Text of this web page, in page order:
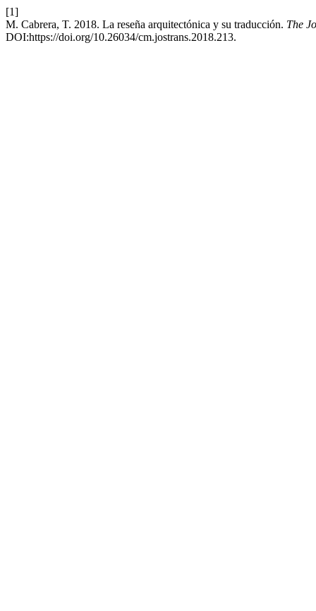
[1]
M. Cabrera, T. 2018. La reseña arquitectónica y su traducción. The
DOI:https://doi.org/10.26034/cm.jostrans.2018.213.